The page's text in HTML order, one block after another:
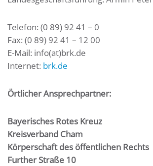
Telefon: (0 89) 92 41 – 0
Fax: (0 89) 92 41 – 12 00
E-Mail: info(at)brk.de
Internet: brk.de
Örtlicher Ansprechpartner:
Bayerisches Rotes Kreuz
Kreisverband Cham
Körperschaft des öffentlichen Rechts
Further Straße 10